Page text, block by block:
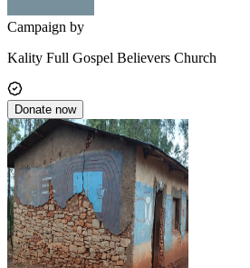
Campaign by
Kality Full Gospel Believers Church
Donate now